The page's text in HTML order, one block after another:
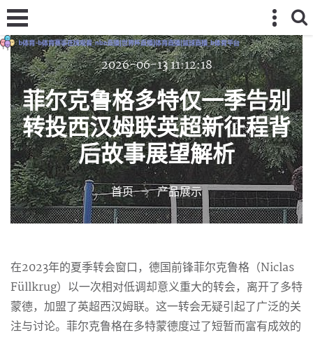
2026-06-13 11:12:18
菲尔克鲁格多特仅一季告别
转投西汉姆联英超新征程背
后故事展望解析
首页 产品展示
在2023年的夏季转会窗口，德国前锋菲尔克鲁格（Niclas
Füllkrug）以一次相对低调却意义重大的转会，离开了多特
蒙德，加盟了英超西汉姆联。这一转会无疑引起了广泛的关
注与讨论。菲尔克鲁格在多特蒙德度过了短暂而富有成效的